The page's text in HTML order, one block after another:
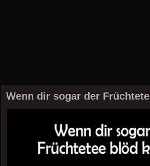
Wenn dir sogar der